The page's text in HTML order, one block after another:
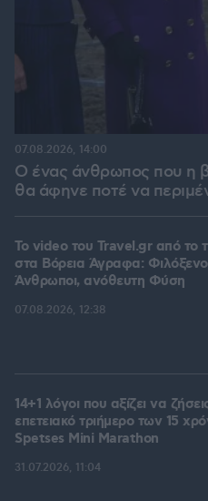
Ο ένας άνθρωπος που η
θα άφηνε ποτέ να
07.08.2026, 14:00
To video του Travel.gr από το
στα Βόρεια Άγραφα:
Άνθρωποι, ανόθευτη Φύση
07.08.2026, 12:38
14+1 λόγοι που αξίζει να
επετειακό τριήμερο των 15
Spetses Mini Marathon
31.07.2026, 11:04